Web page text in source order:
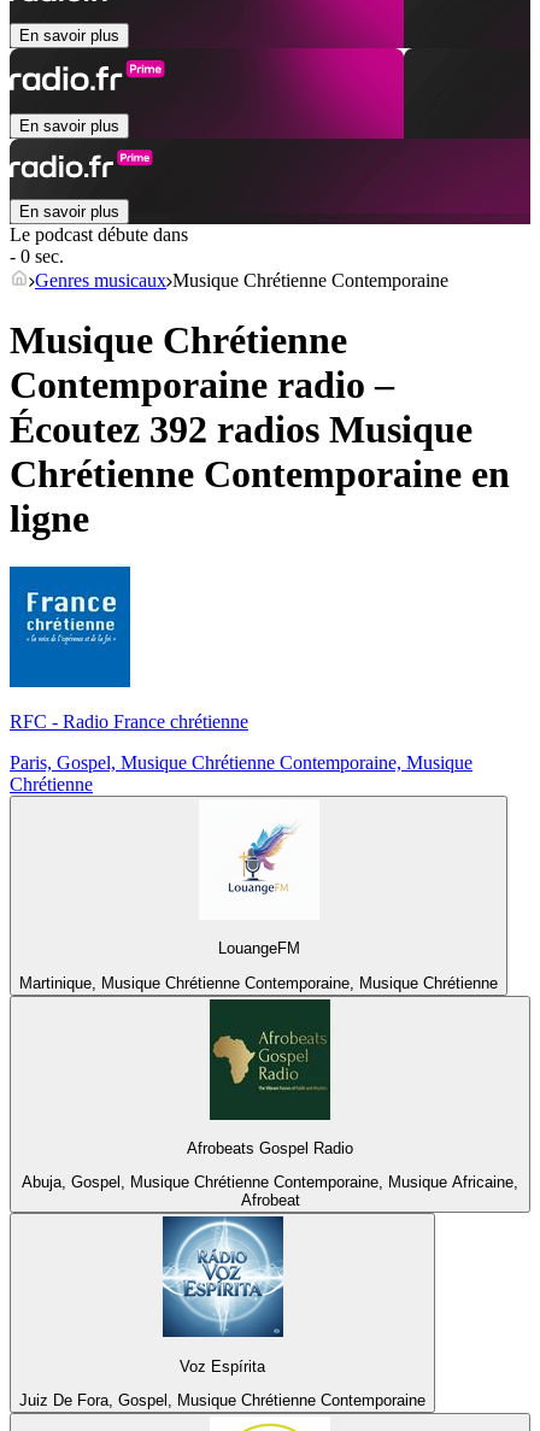
En savoir plus
En savoir plus
En savoir plus
Le podcast débute dans
- 0 sec.
Genres musicaux Musique Chrétienne Contemporaine
Musique Chrétienne
Contemporaine radio –
Écoutez 392 radios Musique
Chrétienne Contemporaine en
ligne
RFC - Radio France chrétienne
Paris, Gospel, Musique Chrétienne Contemporaine, Musique
Chrétienne
LouangeFM
Martinique, Musique Chrétienne Contemporaine, Musique Chrétienne
Afrobeats Gospel Radio
Abuja, Gospel, Musique Chrétienne Contemporaine, Musique Africaine,
Afrobeat
Voz Espírita
Juiz De Fora, Gospel, Musique Chrétienne Contemporaine